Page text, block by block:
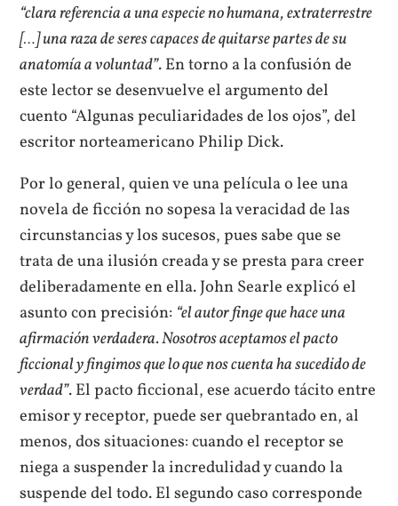
“clara referencia a una especie no humana, extraterrestre
[…] una raza de seres capaces de quitarse partes de su
anatomía a voluntad”. En torno a la confusión de
este lector se desenvuelve el argumento del
cuento “Algunas peculiaridades de los ojos”, del
escritor norteamericano Philip Dick.
Por lo general, quien ve una película o lee una
novela de ficción no sopesa la veracidad de las
circunstancias y los sucesos, pues sabe que se
trata de una ilusión creada y se presta para creer
deliberadamente en ella. John Searle explicó el
asunto con precisión: “el autor finge que hace una
afirmación verdadera. Nosotros aceptamos el pacto
ficcional y fingimos que lo que nos cuenta ha sucedido de
verdad”. El pacto ficcional, ese acuerdo tácito entre
emisor y receptor, puede ser quebrantado en, al
menos, dos situaciones: cuando el receptor se
niega a suspender la incredulidad y cuando la
suspende del todo. El segundo caso corresponde